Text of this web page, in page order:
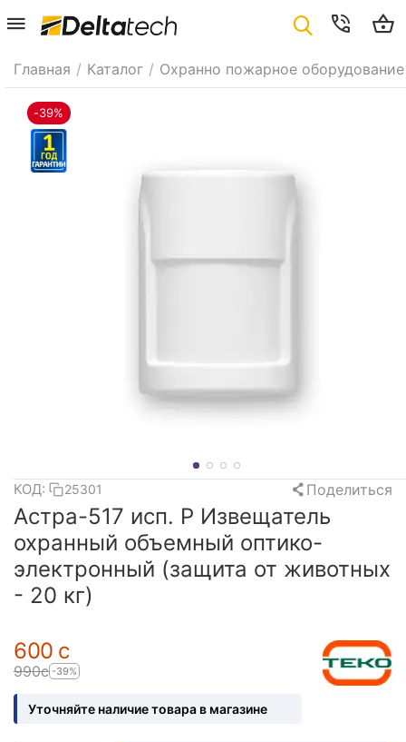
Главная / Каталог / Охранно пожарное оборудование
-39%
КОД: 25301 Поделиться
Астра-517 исп. Р Извещатель
охранный объемный оптико-
электронный (защита от животных
- 20 кг)
‍600‍ с
‍990‍с -39%
Уточняйте наличие товара в магазине